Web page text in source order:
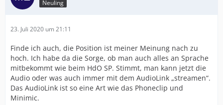
Neuling
23. Juli 2020 um 21:11
Finde ich auch, die Position ist meiner Meinung nach zu
hoch. Ich habe da die Sorge, ob man auch alles an Sprache
mitbekommt wie beim HdO SP. Stimmt, man kann jetzt die
Audio oder was auch immer mit dem AudioLink „streamen“.
Das AudioLink ist so eine Art wie das Phoneclip und
Minimic.